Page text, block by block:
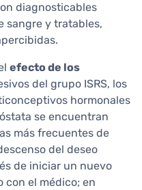
diagnosticables
sangre y tratables,
efecto de los
del grupo ISRS, los
hormonales
se encuentran
más frecuentes de
del deseo
de iniciar un nuevo
con el médico; en